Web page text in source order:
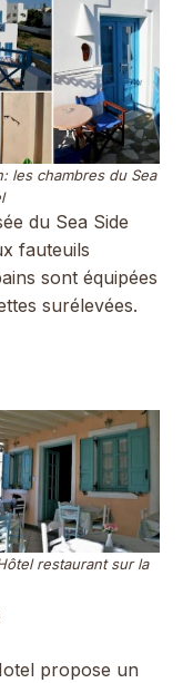
les chambres du Sea
du Sea Side
fauteuils
sont équipées
surélevées.
restaurant sur la
propose un